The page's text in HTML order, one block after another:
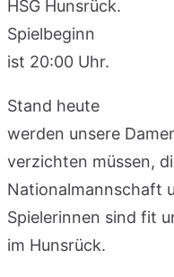
HSG Hunsrück.
Spielbeginn
ist 20:00 Uhr.
Stand heute
werden unsere
verzichten müssen,
Nationalmannschaft
Spielerinnen sind fit
im Hunsrück.